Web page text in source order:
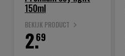
150ml
BEKIJK PRODUCT
69
2.